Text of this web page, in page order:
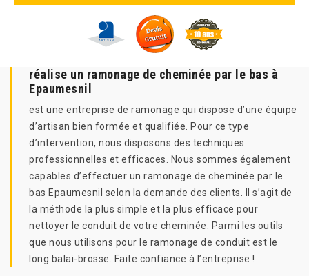
réalise un ramonage de cheminée par le bas à
Epaumesnil
est une entreprise de ramonage qui dispose d’une équipe
d’artisan bien formée et qualifiée. Pour ce type
d’intervention, nous disposons des techniques
professionnelles et efficaces. Nous sommes également
capables d’effectuer un ramonage de cheminée par le
bas Epaumesnil selon la demande des clients. Il s’agit de
la méthode la plus simple et la plus efficace pour
nettoyer le conduit de votre cheminée. Parmi les outils
que nous utilisons pour le ramonage de conduit est le
long balai-brosse. Faite confiance à l’entreprise !